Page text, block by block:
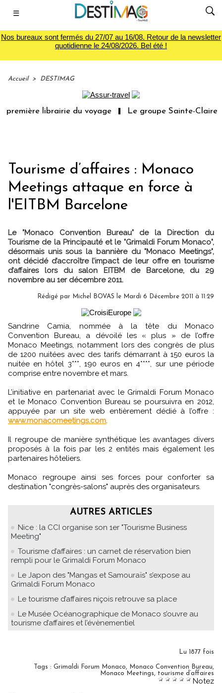
☰
Nos bureaux sont fermés du 27/07 au 16/08. Retour de la newsletter
quotidienne le 24/08/2026. Bel été !
Accueil > DESTIMAG
librairie du voyage Le groupe Sainte-Claire
Tourisme d’affaires : Monaco
Meetings attaque en force à
l'EITBM Barcelone
Le "Monaco Convention Bureau" de la Direction du
Tourisme de la Principauté et le "Grimaldi Forum Monaco",
désormais unis sous la bannière du "Monaco Meetings",
ont décidé d’accroître l’impact de leur offre en tourisme
d’affaires lors du salon EITBM de Barcelone, du 29
novembre au 1er décembre 2011.
Rédigé par Michel BOVAS le Mardi 6 Décembre 2011 à 11:29
Sandrine Camia, nommée à la tête du Monaco
Convention Bureau, a dévoilé les « plus » de l’offre
Monaco Meetings, notamment lors des congrès de plus
de 1200 nuitées avec des tarifs démarrant à 150 euros la
nuitée en hôtel 3***, 190 euros en 4****, sur une période
comprise entre novembre et mars.
L’initiative en partenariat avec le Grimaldi Forum Monaco
et le Monaco Convention Bureau se poursuivra en 2012,
appuyée par un site web entièrement dédié à l’offre :
www.monacomeetings.com
Il regroupe de manière synthétique les avantages divers
proposés à la fois par les 2 entités mais également les
partenaires hôteliers.
Monaco regroupe ainsi ses forces pour conforter sa
destination "congrès-salons" auprès des organisateurs.
AUTRES ARTICLES
Nice : la CCI organise son 1er "Tourisme Business
Meeting"
Tourisme d’affaires : un carnet de réservation bien
rempli pour le Grimaldi Forum Monaco
Le Japon des "Mangas et Samouraïs" s’expose au
Grimaldi Forum Monaco
Le tourisme d’affaires niçois retrouve sa place
Le Musée Océanographique de Monaco s’ouvre au
tourisme d’affaires et l’évènementiel
Lu 1877 fois
Tags : Grimaldi Forum Monaco Monaco Convention Bureau
Monaco Meetings
tourisme d’affaires
Notez